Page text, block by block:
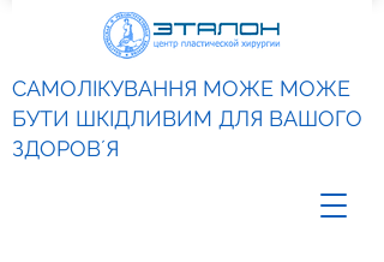
САМОЛІКУВАННЯ МОЖЕ МОЖЕ
БУТИ ШКІДЛИВИМ ДЛЯ ВАШОГО
ЗДОРОВʼЯ